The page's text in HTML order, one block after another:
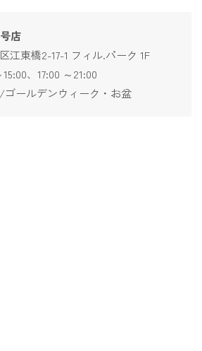
店
江東橋2-17-1 フィル.パーク 1F
、17:00 ～21:00
ールデンウィーク・お盆